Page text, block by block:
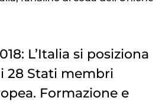
L’Italia si posiziona
28 Stati membri
Formazione e